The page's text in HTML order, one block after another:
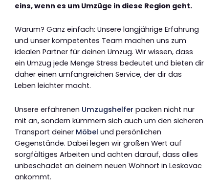
eins, wenn es um Umzüge in diese Region geht.
Warum? Ganz einfach: Unsere langjährige Erfahrung
und unser kompetentes Team machen uns zum
idealen Partner für deinen Umzug. Wir wissen, dass
ein Umzug jede Menge Stress bedeutet und bieten dir
daher einen umfangreichen Service, der dir das
Leben leichter macht.
Unsere erfahrenen Umzugshelfer packen nicht nur
mit an, sondern kümmern sich auch um den sicheren
Transport deiner Möbel und persönlichen
Gegenstände. Dabei legen wir großen Wert auf
sorgfältiges Arbeiten und achten darauf, dass alles
unbeschadet an deinem neuen Wohnort in Leskovac
ankommt.